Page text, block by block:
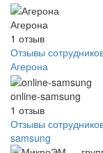
Агерона
1 отзыв
Отзывы
Агерона
online-samsung
1 отзыв
Отзывы
samsung